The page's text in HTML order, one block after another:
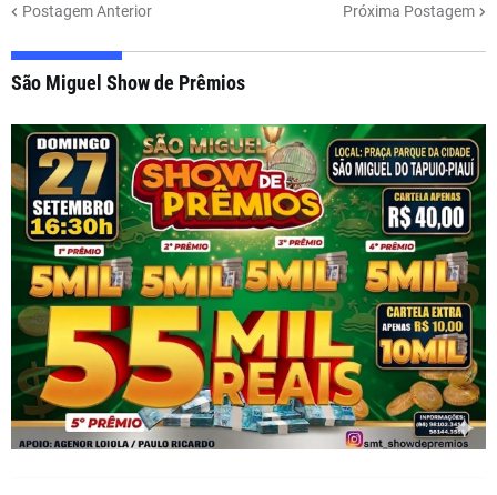
Postagem Anterior Próxima Postagem
São Miguel Show de Prêmios